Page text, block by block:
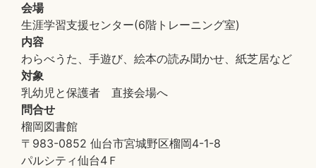
会場
生涯学習支援センター(6階トレーニング室)
内容
わらべうた、手遊び、絵本の読み聞かせ、紙芝居など
対象
乳幼児と保護者 直接会場へ
問合せ
榴岡図書館
〒983-0852 仙台市宮城野区榴岡4-1-8
パルシティ仙台4Ｆ